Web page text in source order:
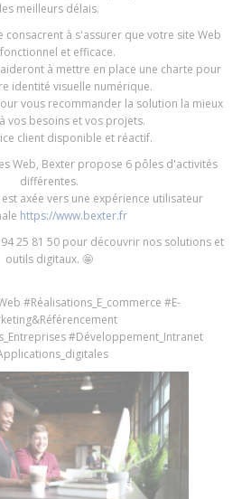
les meilleurs délais.
à s'assurer que votre site Web
et efficace.
à mettre en place une charte pour
identité visuelle numérique.
vous recommander la solution la mieux
vos besoins et vos projets.
client disponible et réactif.
Web, Bexter propose 6 pôles d'activités
différentes.
est axée vers une expérience utilisateur
https://www.bexter.fr
25 81 50 pour découvrir nos solutions et
outils digitaux. 🤩
#Réalisations_E_commerce #E-
#Développement_Intranet